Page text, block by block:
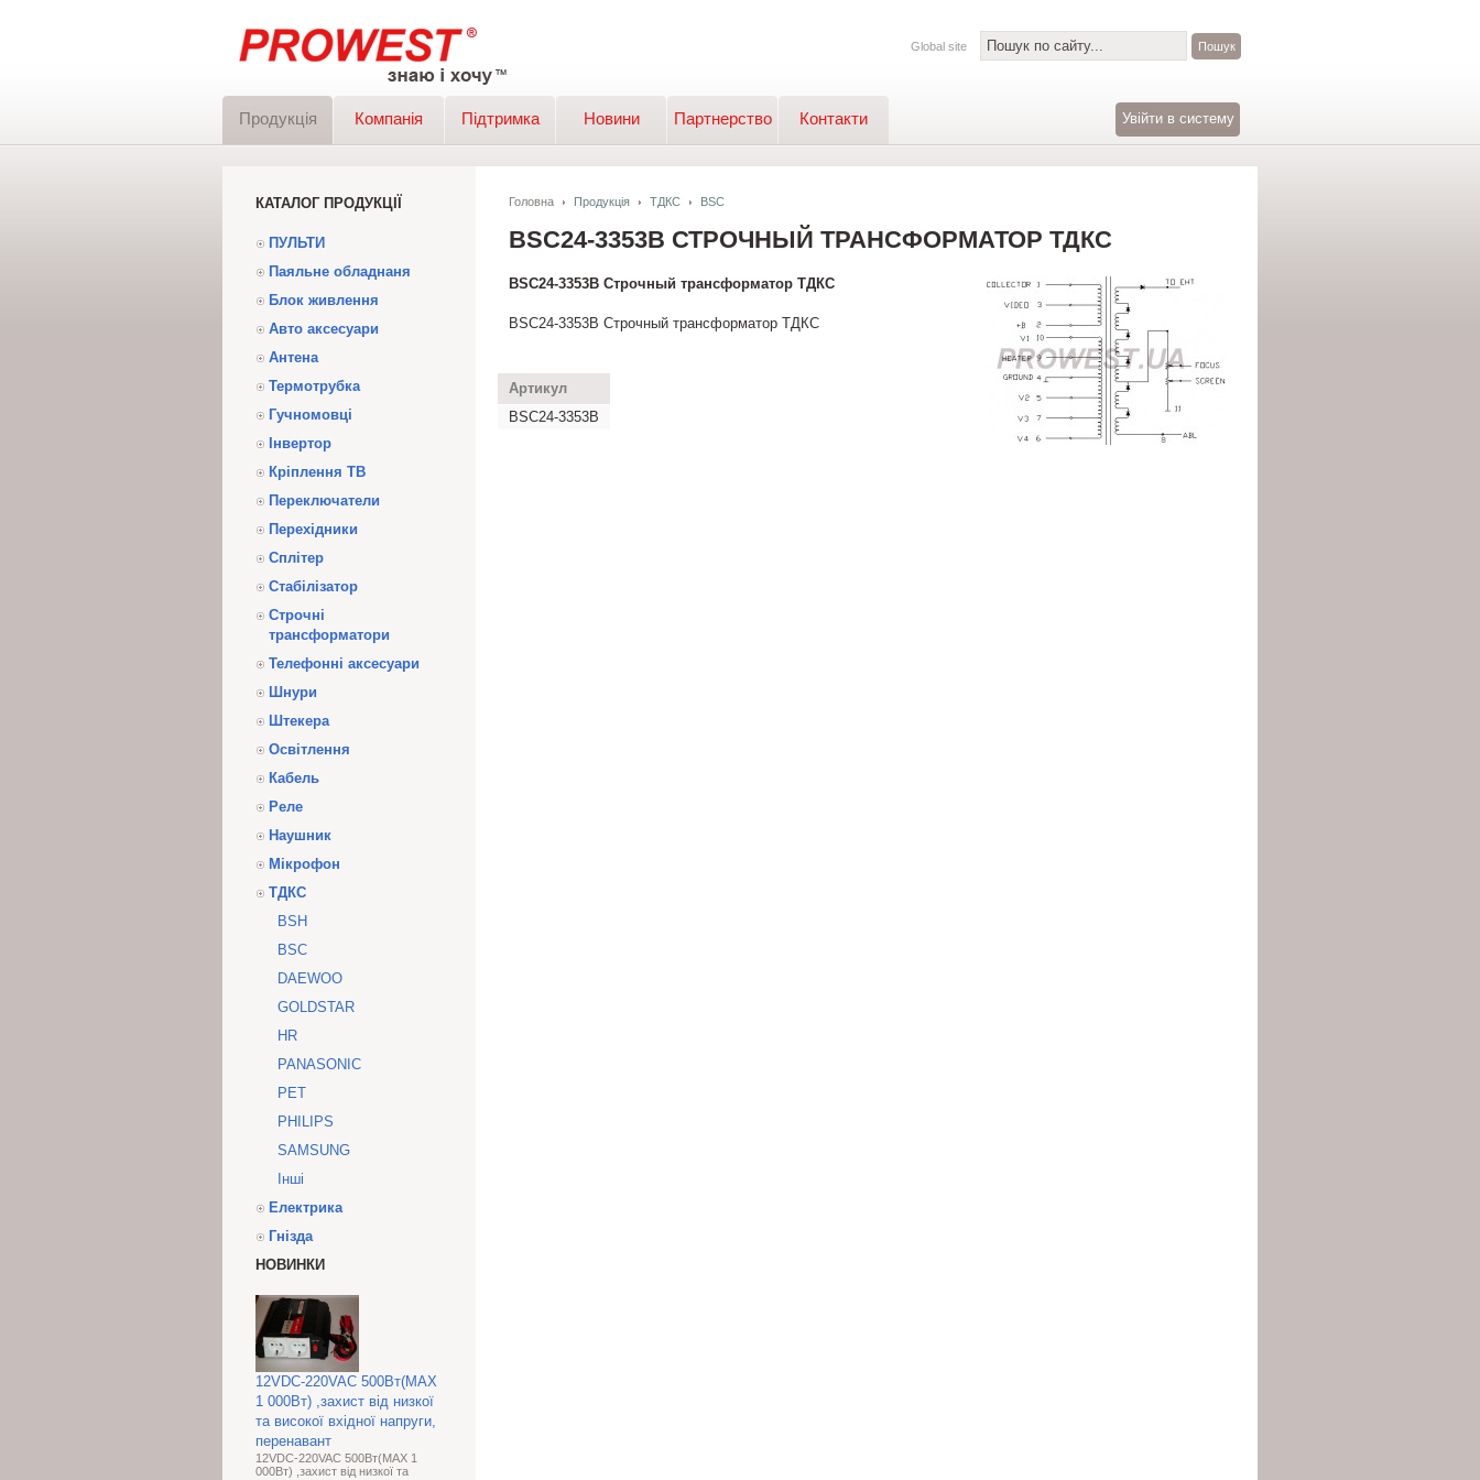
Global site
Продукція Компанія Підтримка Новини Партнерство Контакти Увійти в систему
КАТАЛОГ ПРОДУКЦІЇ
ПУЛЬТИ
Паяльне обладнаня
Блок живлення
Авто аксесуари
Антена
Термотрубка
Гучномовці
Інвертор
Кріплення ТВ
Переключатели
Перехідники
Сплітер
Стабілізатор
Строчні
трансформатори
Телефонні аксесуари
Шнури
Штекера
Освітлення
Кабель
Реле
Наушник
Мікрофон
ТДКС
BSH
BSC
DAEWOO
GOLDSTAR
HR
PANASONIC
PET
PHILIPS
SAMSUNG
Інші
Електрика
Гнізда
НОВИНКИ
12VDC-220VAC 500Вт(МАХ
1 000Вт) ,захист від низкої
та високої вхідної напруги,
перенавант
12VDC-220VAC 500Вт(МАХ 1
000Вт) ,захист від низкої та
Головна Продукція ТДКС BSC
BSC24-3353B СТРОЧНЫЙ ТРАНСФОРМАТОР ТДКС
BSC24-3353B Строчный трансформатор ТДКС
BSC24-3353B Строчный трансформатор ТДКС
Артикул
BSC24-3353B